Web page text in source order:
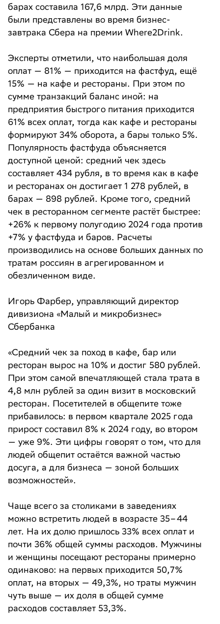
барах составила 167,6 млрд. Эти данные
были представлены во время бизнес-
завтрака Сбера на премии Where2Drink.
Эксперты отметили, что наибольшая доля
оплат — 81% — приходится на фастфуд, ещё
15% — на кафе и рестораны. При этом по
сумме транзакций баланс иной: на
предприятия быстрого питания приходится
61% всех оплат, тогда как кафе и рестораны
формируют 34% оборота, а бары только 5%.
Популярность фастфуда объясняется
доступной ценой: средний чек здесь
составляет 434 рубля, в то время как в кафе
и ресторанах он достигает 1 278 рублей, в
барах — 898 рублей. Кроме того, средний
чек в ресторанном сегменте растёт быстрее:
+26% к первому полугодию 2024 года против
+7% у фастфуда и баров. Расчеты
производились на основе больших данных по
тратам россиян в агрегированном и
обезличенном виде.
Игорь Фарбер, управляющий директор
дивизиона «Малый и микробизнес»
Сбербанка
«Средний чек за поход в кафе, бар или
ресторан вырос на 10% и достиг 580 рублей.
При этом самой впечатляющей стала трата в
4,8 млн рублей за один визит в московский
ресторан. Посетителей в общепите тоже
прибавилось: в первом квартале 2025 года
прирост составил 8% к 2024 году, во втором
— уже 9%. Эти цифры говорят о том, что для
людей общепит остаётся важной частью
досуга, а для бизнеса — зоной больших
возможностей».
Чаще всего за столиками в заведениях
можно встретить людей в возрасте 35–44
лет. На их долю пришлось 33% всех оплат и
почти 36% общей суммы расходов. Мужчины
и женщины посещают рестораны примерно
одинаково: на первых приходится 50,7%
оплат, на вторых — 49,3%, но траты мужчин
чуть выше — их доля в общей сумме
расходов составляет 53,3%.